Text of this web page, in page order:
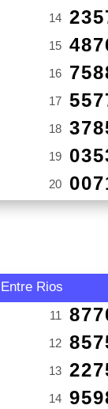
14
15
16
17
18
19
20
Entre Rios
11
12
13
14